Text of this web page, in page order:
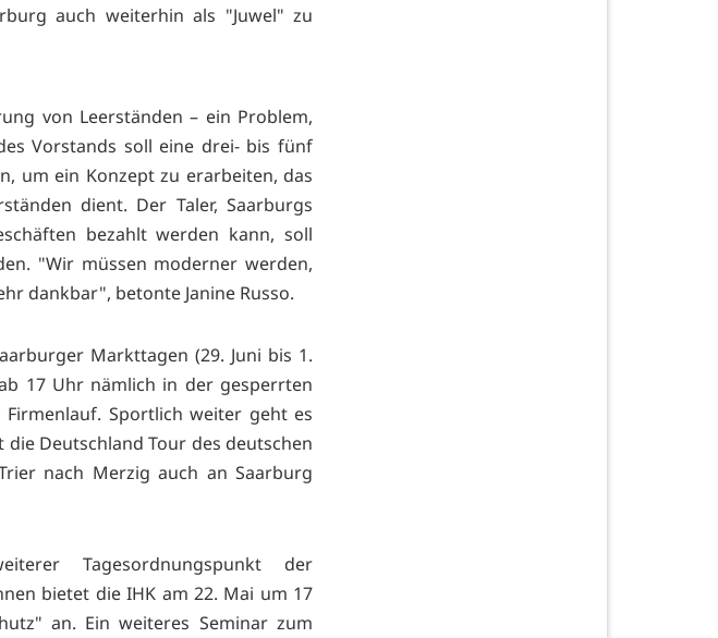
auch weiterhin als "Juwel" zu
von Leerständen – ein Problem,
Vorstands soll eine drei- bis fünf
um ein Konzept zu erarbeiten, das
dient. Der Taler, Saarburgs
bezahlt werden kann, soll
"Wir müssen moderner werden,
dankbar", betonte Janine Russo.
Markttagen (29. Juni bis 1.
17 Uhr nämlich in der gesperrten
Sportlich weiter geht es
Deutschland Tour des deutschen
nach Merzig auch an Saarburg
Tagesordnungspunkt der
bietet die IHK am 22. Mai um 17
an. Ein weiteres Seminar zum